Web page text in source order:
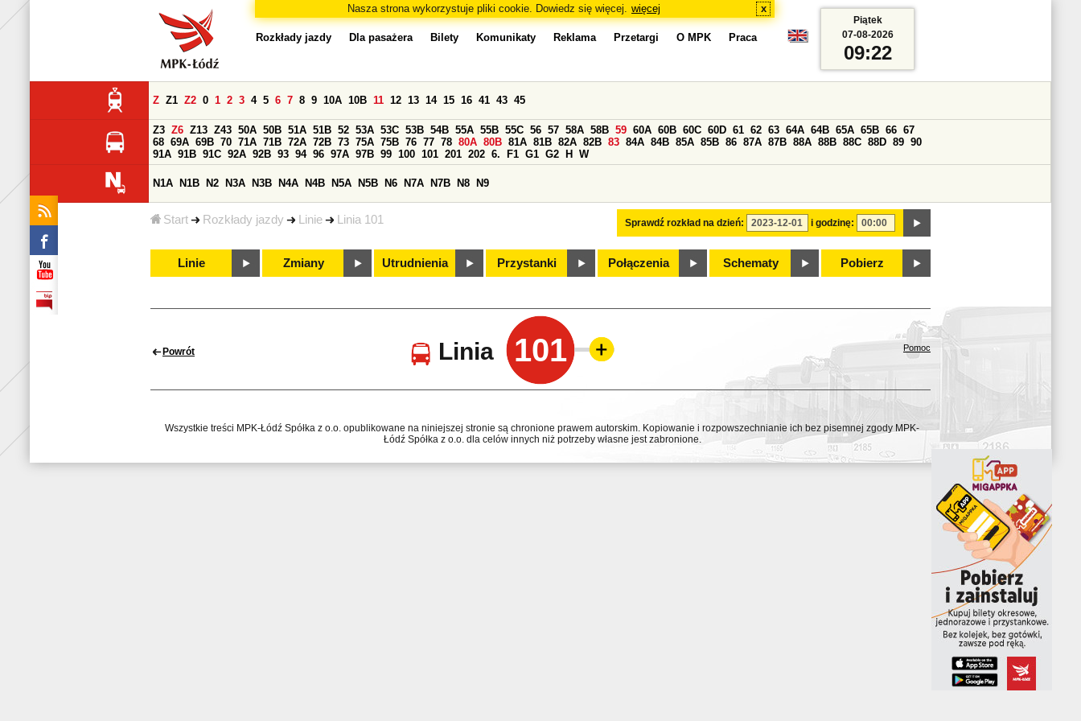
Nasza strona wykorzystuje pliki cookie. Dowiedz się więcej. więcej x
Start Rozkłady jazdy Linie Linia 101
Rozkłady jazdy Dla pasażera Bilety Komunikaty Reklama Przetargi O MPK Praca
Sprawdź rozkład na dzień: i godzinę:
Z Z1 Z2 0 1 2 3 4 5 6 7 8 9 10A 10B 11 12 13 14 15 16 41 43 45
Z3 Z6 Z13 Z43 50A 50B 51A 51B 52 53A 53C 53B 54B 55A 55B 55C 56 57 58A 58B 59 60A 60B 60C 60D 61 62 63 64A 64B 65A 65B 66 67
68 69A 69B 70 71A 71B 72A 72B 73 75A 75B 76 77 78 80A 80B 81A 81B 82A 82B 83 84A 84B 85A 85B 86 87A 87B 88A 88B 88C 88D 89 90
91A 91B 91C 92A 92B 93 94 96 97A 97B 99 100 101 201 202 6. F1 G1 G2 H W
N1A N1B N2 N3A N3B N4A N4B N5A N5B N6 N7A N7B N8 N9
Linie Zmiany Utrudnienia Przystanki Połączenia Schematy Pobierz
Piątek
07-08-2026
09:22
Powrót Linia 101 Pomoc
Wszystkie treści MPK-Łódź Spółka z o.o. opublikowane na niniejszej stronie są chronione prawem autorskim. Kopiowanie i rozpowszechnianie ich bez pisemnej zgody MPK-
Łódź Spółka z o.o. dla celów innych niż potrzeby własne jest zabronione.